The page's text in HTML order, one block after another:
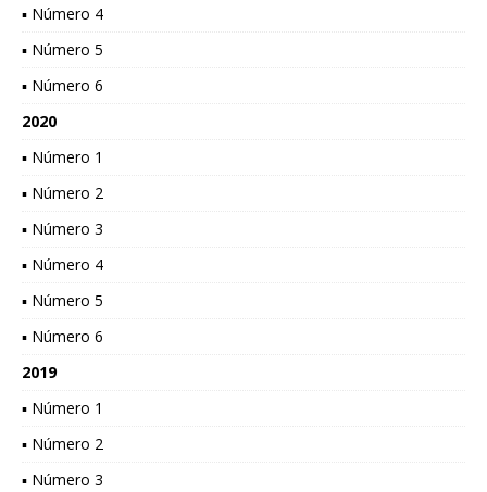
▪ Número 4
▪ Número 5
▪ Número 6
2020
▪ Número 1
▪ Número 2
▪ Número 3
▪ Número 4
▪ Número 5
▪ Número 6
2019
▪ Número 1
▪ Número 2
▪ Número 3